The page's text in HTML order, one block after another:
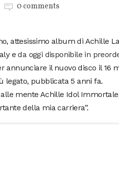
0 comments
attesissimo album di Achille
e da oggi disponibile in
annunciare il nuovo disco il 16
legato, pubblicata 5 anni fa.
mente Achille Idol
della mia carriera”.